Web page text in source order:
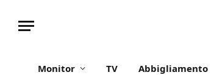
Monitor TV Abbigliamento